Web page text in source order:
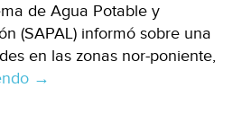
de Agua Potable y
(SAPAL) informó sobre una
en las zonas nor-poniente,
Cerca
→